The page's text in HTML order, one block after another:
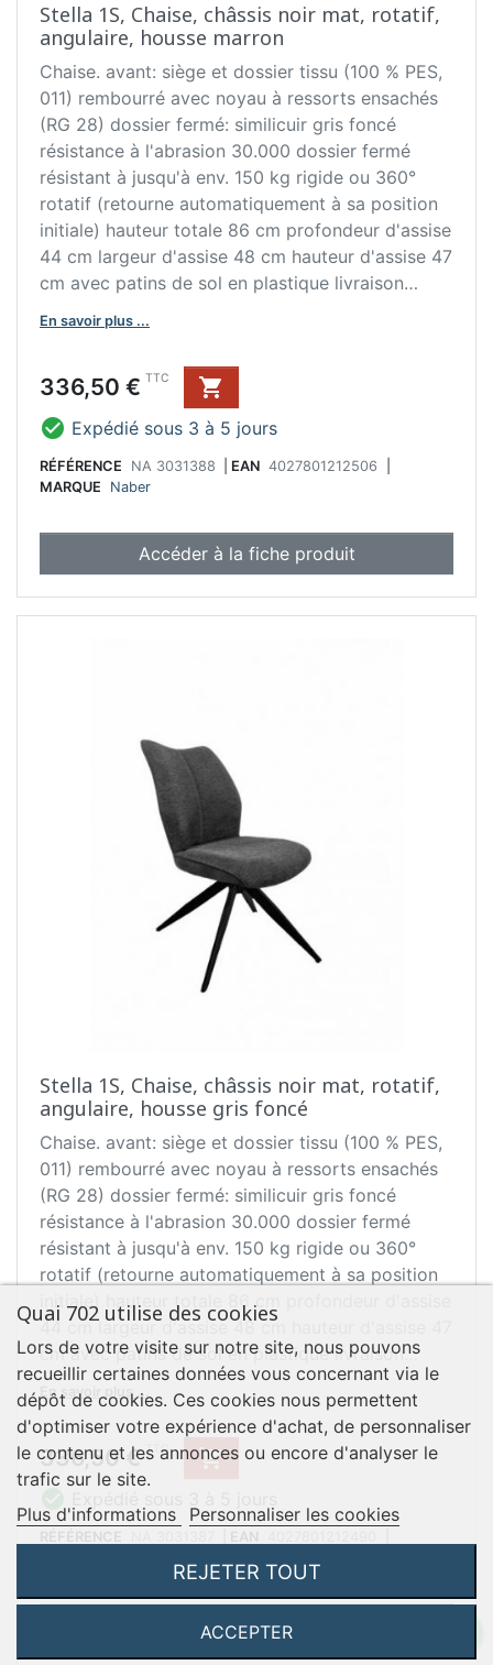
Stella 1S, Chaise, châssis noir mat, rotatif,
angulaire, housse marron
Chaise. avant: siège et dossier tissu (100 % PES,
011) rembourré avec noyau à ressorts ensachés
(RG 28) dossier fermé: similicuir gris foncé
résistance à l'abrasion 30.000 dossier fermé
résistant à jusqu'à env. 150 kg rigide ou 360°
rotatif (retourne automatiquement à sa position
initiale) hauteur totale 86 cm profondeur d'assise
44 cm largeur d'assise 48 cm hauteur d'assise 47
cm avec patins de sol en plastique livraison
démontée
En savoir plus ...
Prix
336,50 € TTC

 Expédié sous 3 à 5 jours
RÉFÉRENCE NA 3031388 EAN 4027801212506
MARQUE
Naber
Accéder à la fiche produit
Stella 1S, Chaise, châssis noir mat, rotatif,
angulaire, housse gris foncé
Chaise. avant: siège et dossier tissu (100 % PES,
011) rembourré avec noyau à ressorts ensachés
(RG 28) dossier fermé: similicuir gris foncé
résistance à l'abrasion 30.000 dossier fermé
résistant à jusqu'à env. 150 kg rigide ou 360°
rotatif (retourne automatiquement à sa position
initiale) hauteur totale 86 cm profondeur d'assise
44 cm largeur d'assise 48 cm hauteur d'assise 47
cm avec patins de sol en plastique livraison
démontée
En savoir plus ...
Prix
336,50 € TTC

Accéder à la fiche produit
Quai 702 utilise des cookies
Lors de votre visite sur notre site, nous pouvons
recueillir certaines données vous concernant via le
dépôt de cookies. Ces cookies nous permettent
d'optimiser votre expérience d'achat, de personnaliser
le contenu et les annonces ou encore d'analyser le
trafic sur le site.
Plus d'informations
Personnaliser les cookies
REJETER TOUT
ACCEPTER